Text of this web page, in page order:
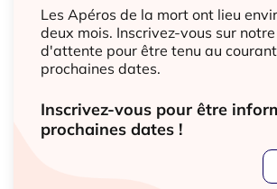
Les Apéros de la mort ont lieu
deux mois. Inscrivez-vous sur
d'attente pour être tenu au
prochaines dates.
Inscrivez-vous pour être
prochaines dates !